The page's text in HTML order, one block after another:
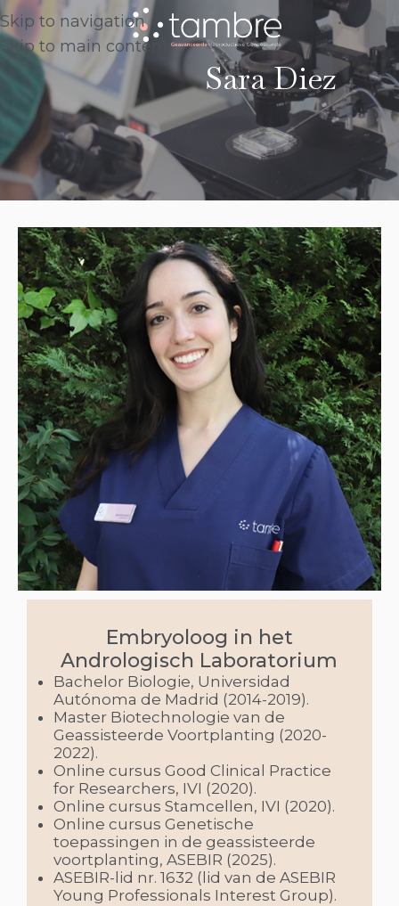
Skip to navigation
Skip to main content
Sara Diez
Embryoloog in het
Andrologisch Laboratorium
Bachelor Biologie, Universidad
Autónoma de Madrid (2014-2019).
Master Biotechnologie van de
Geassisteerde Voortplanting (2020-
2022).
Online cursus Good Clinical Practice
for Researchers, IVI (2020).
Online cursus Stamcellen, IVI (2020).
Online cursus Genetische
toepassingen in de geassisteerde
voortplanting, ASEBIR (2025).
ASEBIR-lid nr. 1632 (lid van de ASEBIR
Young Professionals Interest Group).